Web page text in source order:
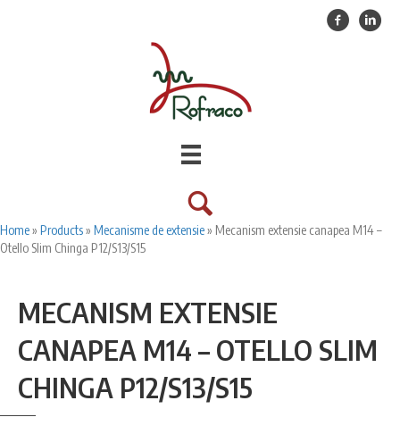
FacebookLinkedin
Home» Products» Mecanisme de extensie» Mecanism extensie canapea M14 –
Otello Slim Chinga P12/S13/S15
MECANISM EXTENSIE
CANAPEA M14 – OTELLO SLIM
CHINGA P12/S13/S15